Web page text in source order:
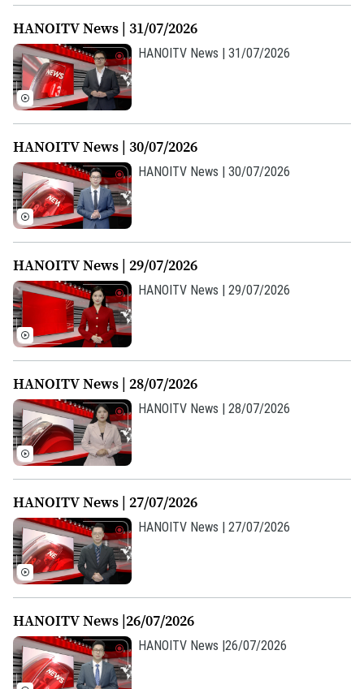
Đất đai
Kinh nghiệm
Thị trường
Đánh giá
Tin tức
Tuyển sinh
Hướng nghiệp
Tin tức
Làng nghề
Sức khỏe
Y tế
Dinh dưỡng
Tư vấn sức khỏe
Thể thao
Bóng đá
Quần vợt
Golf
Giải trí
Tin tức
Sao
Điện ảnh
Thời trang
Âm nhạc
Đã phát sóng
HANOITV News | 31/07/2026
HANOITV News | 31/07/2026
HANOITV News | 30/07/2026
HANOITV News | 30/07/2026
HANOITV News | 29/07/2026
HANOITV News | 29/07/2026
HANOITV News | 28/07/2026
HANOITV News | 28/07/2026
HANOITV News | 27/07/2026
HANOITV News | 27/07/2026
HANOITV News |26/07/2026
HANOITV News |26/07/2026